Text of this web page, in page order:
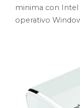
minima con Intel
operativo